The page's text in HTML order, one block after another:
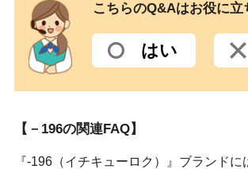
こちらのQ&Aはお役に立
はい
【－196の関連FAQ】
『-196（イチキューロク）』ブランドに